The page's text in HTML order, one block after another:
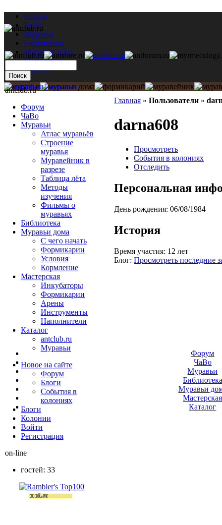
Форум
ЧаВо
Муравьи
Библиотека
Муравьи дома
Мастерская
Каталог
Главная » Пользователи »
darna608
Просмотреть
События в колониях
Отследить
Персональная
День рождения: 06/08/1984
История
Время участия: 12 лет
Блог: Просмотреть последние
antclub.ru
Форум
ЧаВо
Муравьи
Атлас муравьёв
Строение
муравья
Муравейник в
разрезе
Таблица лёта
Методы
изучения
Фильмы о
муравьях
Библиотека
Муравьи дома
С чего начать
Формикарии
Условия
Кормление
Мастерская
Инкубаторы
Формикарии
Арены
Инструменты
Наполнители
Каталог
antclub.ru
Муравьи
Новое на сайте
Форум
Блоги
События в
колониях
Блоги
Колонии
Войти
Peгиcтpaция
on-line
гостей: 33
Форум
ЧаВо
Муравьи
Библиотека
Муравьи
Мастерская
Каталог